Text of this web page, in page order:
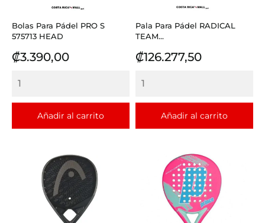
Bolas Para Pádel PRO S
575713 HEAD
Precio
₡3.390,00
Añadir al carrito
Pala Para Pádel RADICAL
TEAM...
Precio
₡126.277,50
Añadir al carrito